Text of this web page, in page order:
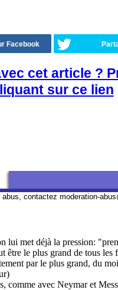
Facebook
cet article ?
sur ce lien
abus, contactez moderation-